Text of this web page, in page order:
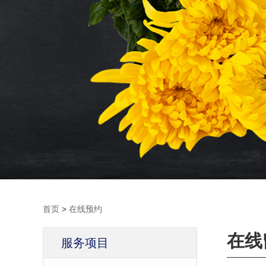
首页 > 在线预约
服务项目 在